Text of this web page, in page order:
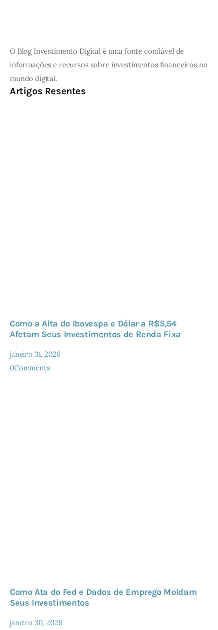
O Blog Investimento Digital é uma fonte confiável de
informações e recursos sobre investimentos financeiros no
mundo digital.
Artigos Resentes
Como a Alta do Ibovespa e Dólar a R$5,54
Afetam Seus Investimentos de Renda Fixa
janeiro 31, 2026
0Comments
Como Ata do Fed e Dados de Emprego Moldam
Seus Investimentos
janeiro 30, 2026